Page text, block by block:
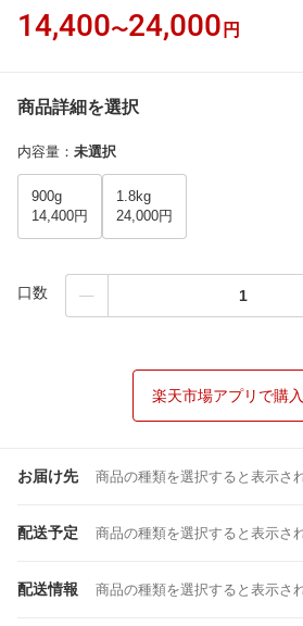
14,400〜24,000 円
商品詳細を選択
内容量 ： 未選択
900g
14,400円
1.8kg
24,000円
口数
楽天市場アプリで購
お届け先 商品の種類を選択すると表示さ
配送予定 商品の種類を選択すると表示さ
配送情報 商品の種類を選択すると表示さ